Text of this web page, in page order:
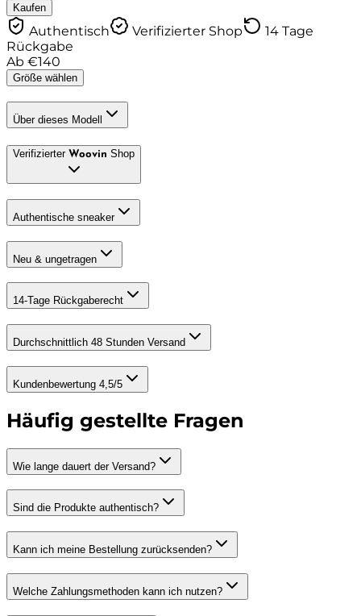
Kaufen
Authentisch Verifizierter Shop
14 Tage
Rückgabe
Ab €140
Größe wählen
Über dieses Modell
Verifizierter Woovin Shop
Authentische sneaker
Neu & ungetragen
14-Tage Rückgaberecht
Durchschnittlich 48 Stunden Versand
Kundenbewertung 4,5/5
Häufig gestellte Fragen
Wie lange dauert der Versand?
Sind die Produkte authentisch?
Kann ich meine Bestellung zurücksenden?
Welche Zahlungsmethoden kann ich nutzen?